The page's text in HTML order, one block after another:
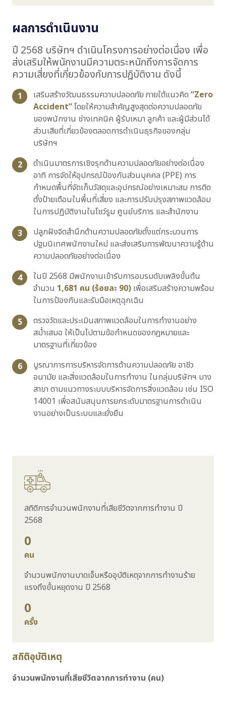
ผลการดำเนินงาน
ปี 2568 บริษัทฯ ดำเนินโครงการอย่างต่อเนื่อง เพื่อ
ส่งเสริมให้พนักงานมีความตระหนักถึงการจัดการ
ความเสี่ยงที่เกี่ยวข้องกับการปฏิบัติงาน ดังนี้
1 เสริมสร้างวัฒนธรรมความปลอดภัย ภายใต้แนวคิด “Zero
Accident”โดยให้ความสำคัญสูงสุดต่อความปลอดภัย
ของพนักงาน ช่างเทคนิค ผู้รับเหมา ลูกค้า และผู้มีส่วนได้
ส่วนเสียที่เกี่ยวข้องตลอดการดำเนินธุรกิจของกลุ่ม
บริษัทฯ
2
ดำเนินมาตรการเชิงรุกด้านความปลอดภัยอย่างต่อเนื่อง
อาทิ การจัดให้อุปกรณ์ป้องกันส่วนบุคคล (PPE) การ
กำหนดพื้นที่จัดเก็บวัสดุและอุปกรณ์อย่างเหมาะสม การติด
ตั้งป้ายเตือนในพื้นที่เสี่ยง และการปรับปรุงสภาพแวดล้อม
ในการปฏิบัติงานในโชว์รูม ศูนย์บริการ และสำนักงาน
3
ปลูกฝังจิตสำนึกด้านความปลอดภัยตั้งแต่กระบวนการ
ปฐมนิเทศพนักงานใหม่ และส่งเสริมการพัฒนาความรู้ด้าน
ความปลอดภัยอย่างต่อเนื่อง
4
ในปี 2568 มีพนักงานเข้ารับการอบรมดับเพลิงขั้นต้น
จำนวน 1,681 คน (ร้อยละ 90) เพื่อเสริมสร้างความพร้อม
ในการป้องกันและรับมือเหตุฉุกเฉิน
5
ตรวจวัดและประเมินสภาพแวดล้อมในการทำงานอย่าง
สม่ำเสมอ ให้เป็นไปตามข้อกำหนดของกฎหมายและ
มาตรฐานที่เกี่ยวข้อง
6
บูรณาการการบริหารจัดการด้านความปลอดภัย อาชีว
อนามัย และสิ่งแวดล้อมในการทำงาน ในกลุ่มบริษัทฯ บาง
สาขา ตามแนวทางระบบบริหารจัดการสิ่งแวดล้อม เช่น ISO
14001 เพื่อสนับสนุนการยกระดับมาตรฐานการดำเนิน
งานอย่างเป็นระบบและยั่งยืน
สถิติการจำนวนพนักงานที่เสียชีวิตจากการทำงาน ปี
2568
0
คน
จำนวนพนักงานบาดเจ็บหรืออุบัติเหตุจากการทำงานร้าย
แรงถึงขั้นหยุดงาน ปี 2568
0
ครั้ง
สถิติอุบัติเหตุ
จำนวนพนักงานที่เสียชีวิตจากการทำงาน (คน)